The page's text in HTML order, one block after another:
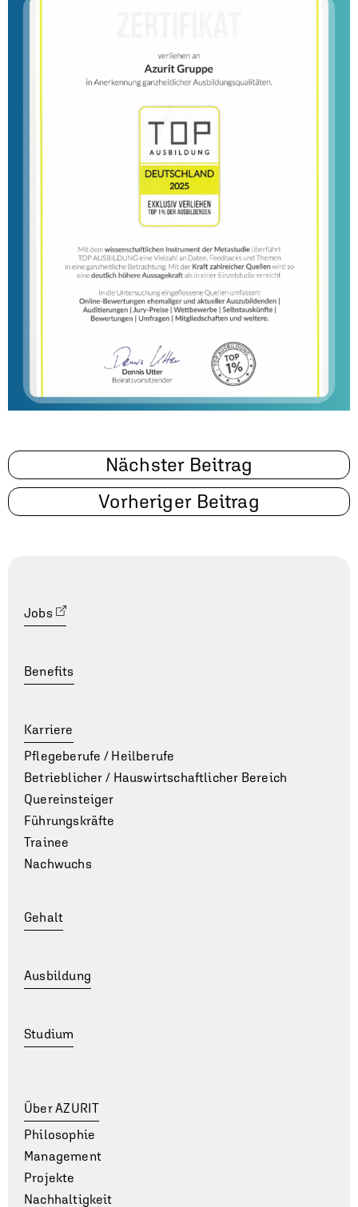
Beitragsnavigation
Nächster Beitrag
Vorheriger Beitrag
Jobs
Benefits
Karriere
Pflegeberufe / Heilberufe
Betrieblicher / Hauswirt­schaft­lich­er Bereich
Quereinsteiger
Führungskräfte
Trainee
Nachwuchs
Gehalt
Ausbildung
Studium
Über AZURIT
Philosophie
Management
Projekte
Nachhaltigkeit